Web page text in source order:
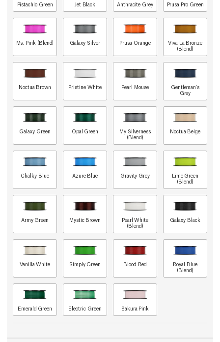
Pistachio Green Jet Black Anthracite Grey Prusa Pro Green
Ms. Pink (Blend) Galaxy Silver Prusa Orange
Viva La Bronze
(Blend)
Noctua Brown Pristine White Pearl Mouse
Gentleman's
Grey
Galaxy Green Opal Green
My Silverness
(Blend)
Noctua Beige
Chalky Blue Azure Blue Gravity Grey
Lime Green
(Blend)
Army Green Mystic Brown
Pearl White
(Blend)
Galaxy Black
Vanilla White Simply Green Blood Red
Royal Blue
(Blend)
Emerald Green Electric Green Sakura Pink